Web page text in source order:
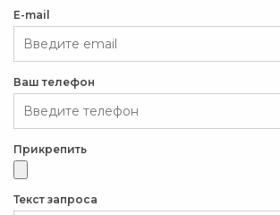
E-mail
Ваш телефон
Прикрепить
Текст запроса